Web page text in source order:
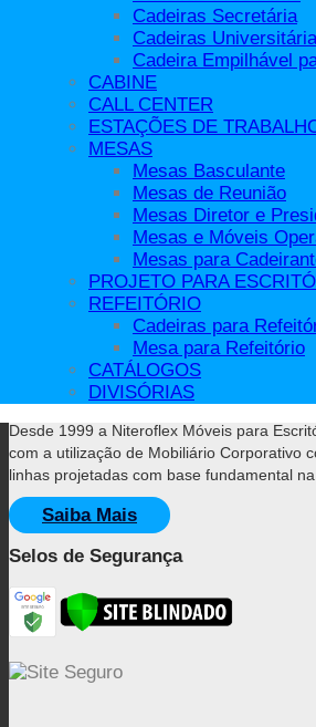
Cadeiras Secretária
Cadeiras Universitária
Cadeira Empilhável
CABINE
CALL CENTER
ESTAÇÕES DE
MESAS
Mesas Basculante
Mesas de Reunião
Mesas Diretor e
Mesas e Móveis
Mesas para
PROJETO PARA
REFEITÓRIO
Cadeiras para
Mesa para Refeitório
CATÁLOGOS
DIVISÓRIAS
Seu e-mail
🔒 Protegido contra SPAM!
Siga Nossas Redes Sociais
Desde 1999 a Niteroflex Móveis para
com a utilização de Mobiliário Corporativo
linhas projetadas com base fundamental na
Saiba Mais
Selos de Segurança